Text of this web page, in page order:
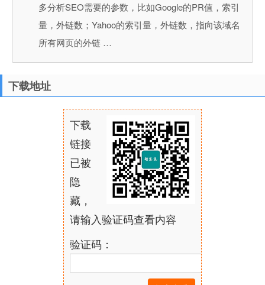
多分析SEO需要的参数，比如Google的PR值，索引
量，外链数；Yahoo的索引量，外链数，指向该域名
所有网页的外链 …
下载地址
下载
链接
已被
隐
藏，
请输入验证码查看内容
验证码：